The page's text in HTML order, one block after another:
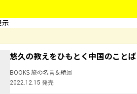
示
悠久の教えをひもとく中国のこと
BOOKS 旅の名言＆絶景
2022.12.15 発売